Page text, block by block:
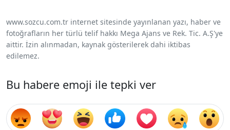
www.sozcu.com.tr internet sitesinde yayınlanan yazı, haber ve
fotoğrafların her türlü telif hakkı Mega Ajans ve Rek. Tic. A.Ş'ye
aittir. İzin alınmadan, kaynak gösterilerek dahi iktibas
edilemez.
Bu habere emoji ile tepki ver